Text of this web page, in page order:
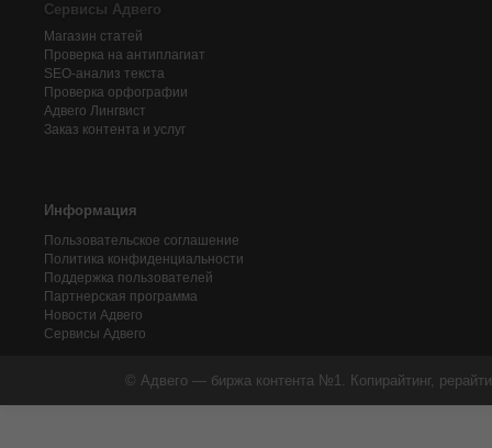
Сервисы Адвего
Магазин статей
Проверка на антиплагиат
SEO-анализ текста
Проверка орфографии
Адвего Лингвист
Заказ контента и услуг
Информация
Пользовательское соглашение
Политика конфиденциальности
Поддержка пользователей
Партнерская программа
Новости Адвего
Сервисы Адвего
© Адвего — биржа контента №1. Копирайтинг,